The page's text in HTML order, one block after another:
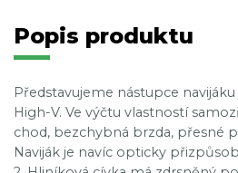
Popis produktu
Představujeme nástupce
High-V. Ve výčtu vlastností
chod, bezchybná brzda, přesné
Naviják je navíc opticky